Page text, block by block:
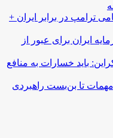
ترامپ در برابر ایران +
ایران برای عبور از
باید خسارات به منافع
مهمات تا بن‌بست راهبردی